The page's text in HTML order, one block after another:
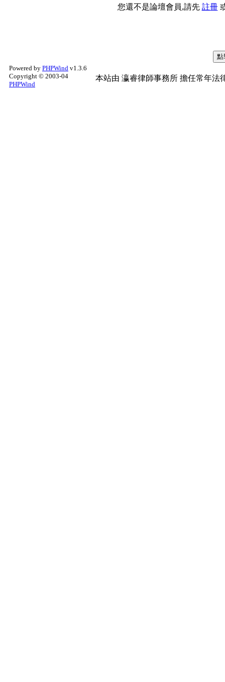
您還不是論壇會員,請先 註冊
Powered by PHPWind v1.3.6
Copyright © 2003-04
PHPWind
本站由 瀛睿律師事務所 擔任常年法